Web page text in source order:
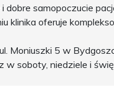
samopoczucie
klinika oferuje
Moniuszki 5 w
w soboty, niedziele i